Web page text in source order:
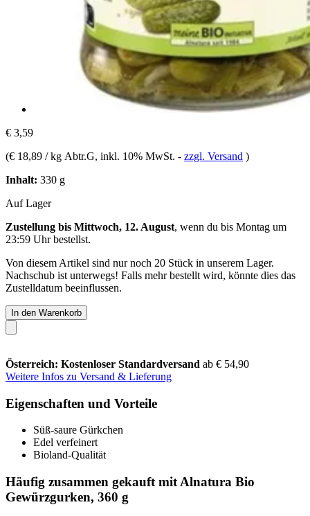
€ 3,59
(€ 18,89 / kg Abtr.G, inkl. 10% MwSt. - zzgl. Versand )
Inhalt: 330 g
Auf Lager
Zustellung bis Mittwoch, 12. August, wenn du bis Montag um
23:59 Uhrbestellst.
Von diesem Artikel sind nur noch 20 Stück in unserem Lager.
Nachschub ist unterwegs! Falls mehr bestellt wird, könnte dies das
Zustelldatum beeinflussen.
In den Warenkorb
Österreich: Kostenloser Standardversand ab € 54,90
Weitere Infos zu Versand & Lieferung
Eigenschaften und Vorteile
Süß-saure Gürkchen
Edel verfeinert
Bioland-Qualität
Häufig zusammen gekauft mit Alnatura Bio
Gewürzgurken, 360 g